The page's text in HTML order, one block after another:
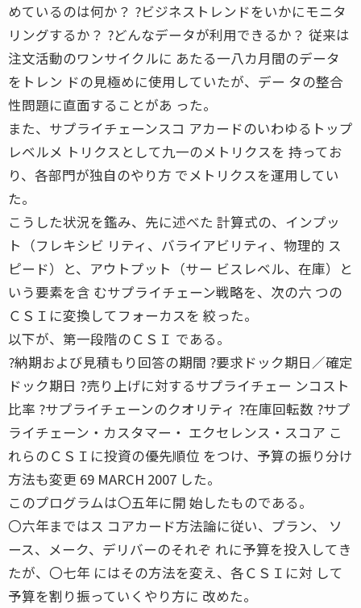
めているのは何か？ ?ビジネストレンドをいかにモニタ
リングするか？ ?どんなデータが利用できるか？ 従来は
注文活動のワンサイクルに あたる一八カ月間のデータ
をトレン ドの見極めに使用していたが、デー タの整合
性問題に直面することがあ った。
また、サプライチェーンスコ アカードのいわゆるトップ
レベルメ トリクスとして九一のメトリクスを 持ってお
り、各部門が独自のやり方 でメトリクスを運用してい
た。
こうした状況を鑑み、先に述べた 計算式の、インプッ
ト（フレキシビ リティ、バライアビリティ、物理的 ス
ピード）と、アウトプット（サー ビスレベル、在庫）と
いう要素を含 むサプライチェーン戦略を、次の六 つの
ＣＳＩに変換してフォーカスを 絞った。
以下が、第一段階のＣＳＩ である。
?納期および見積もり回答の期間 ?要求ドック期日／確定
ドック期日 ?売り上げに対するサプライチェー ンコスト
比率 ?サプライチェーンのクオリティ ?在庫回転数 ?サプ
ライチェーン・カスタマー・ エクセレンス・スコア こ
れらのＣＳＩに投資の優先順位 をつけ、予算の振り分け
方法も変更 69 MARCH 2007 した。
このプログラムは〇五年に開 始したものである。
〇六年まではス コアカード方法論に従い、プラン、 ソ
ース、メーク、デリバーのそれぞ れに予算を投入してき
たが、〇七年 にはその方法を変え、各ＣＳＩに対 して
予算を割り振っていくやり方に 改めた。